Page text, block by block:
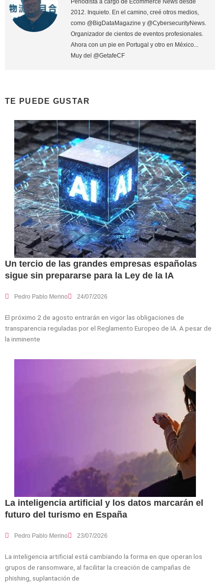
Periodista a cargo de Ecommerce News desde
2012. Inquieto. En el camino, creé otros medios,
como @BigDataMagazine y @CybersecurityNews.
Organizador de cientos de eventos profesionales.
Ahora con un pie en Portugal y otro en México...
Muy del @GetafeCF
TE PUEDE GUSTAR
Un tercio de las grandes empresas españolas
sigue sin prepararse para la Ley de la IA
Pedro Pablo Merino 24/07/2026
El próximo 2 de agosto entrarán en vigor las obligaciones de
transparencia reguladas por el Reglamento Europeo de IA. A pesar de
la inminente
La inteligencia artificial y los datos marcarán el
futuro del turismo en España
Pedro Pablo Merino 23/07/2026
La inteligencia artificial está cambiando la forma en que operan los
grupos de ransomware, al facilitar la creación de campañas de
phishing, suplantación de